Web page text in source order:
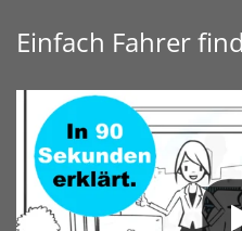
Einfach Fahrer